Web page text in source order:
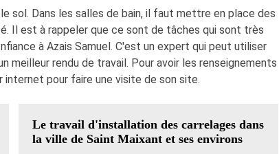
sol. Dans les salles de bain, il faut mettre en place des
Il est à rappeler que ce sont de tâches qui sont très
à Azais Samuel. C'est un expert qui peut utiliser
meilleur rendu de travail. Pour avoir les renseignements
pour faire une visite de son site.
Le travail d'installation des carrelages dans
la ville de Saint Maixant et ses environs